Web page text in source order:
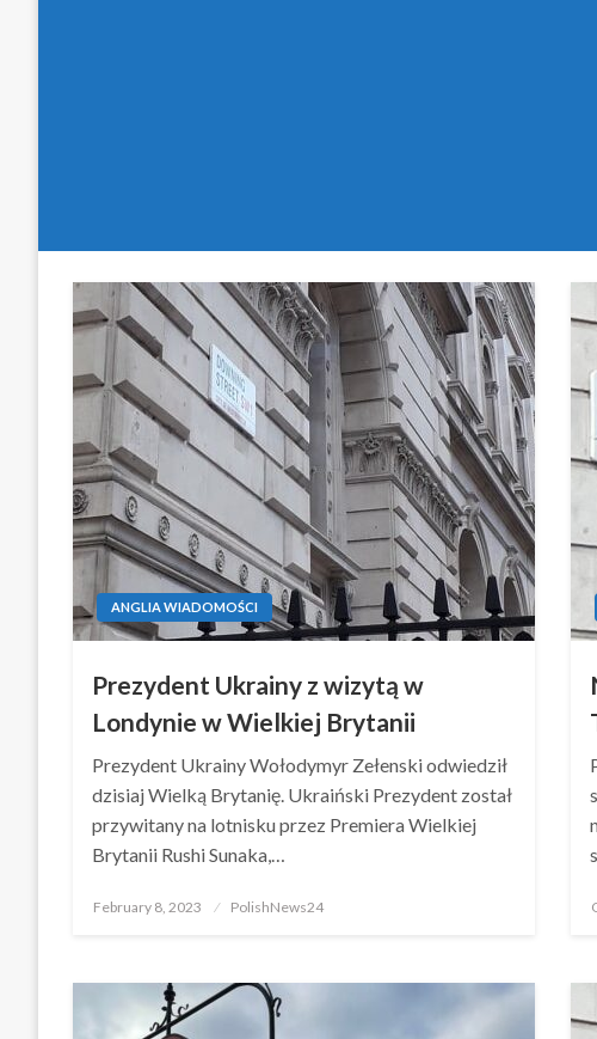
ANGLIA WIADOMOŚCI
Prezydent Ukrainy z wizytą w
Londynie w Wielkiej Brytanii
Prezydent Ukrainy Wołodymyr Zełenski odwiedził
dzisiaj Wielką Brytanię. Ukraiński Prezydent został
przywitany na lotnisku przez Premiera Wielkiej
Brytanii Rushi Sunaka,…
Posted
February 8, 2023 PolishNews24